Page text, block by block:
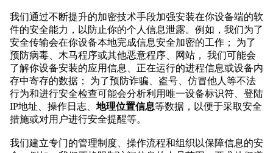
我们通过不断提升的加密技术手段加强安装在你设备端的软
件的安全能力，以防止你的个人信息泄露。例如，我们为了
安全传输会在你设备本地完成信息安全加密的工作； 为了
预防病毒、木马程序或其他恶意程序、网站， 我们可能会
了解你设备安装的应用信息、正在运行的进程信息或设备内
存中寄存的数据； 为了预防诈骗、盗号、仿冒他人等不法
行为和进行安全检查可能会分析利用唯一设备标识符、登陆
IP地址、操作日志、 地理位置信息等数据，以便于采取安全
措施或对用户进行安全提醒等。
我们建立专门的管理制度、操作流程和组织以保障信息的安